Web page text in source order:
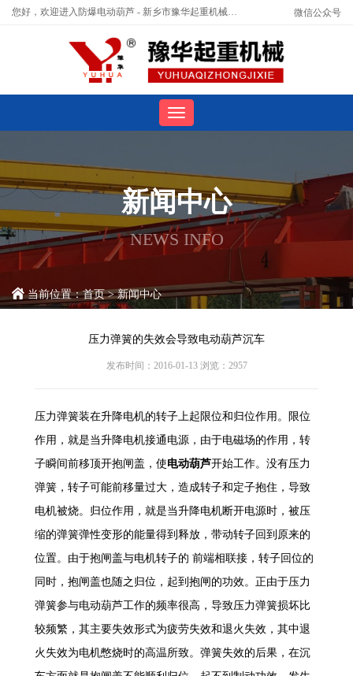
您好，欢迎进入防爆电动葫芦 - 新乡市豫华起重机械有限公司官网！ 微信公众号
新闻中心
NEWS INFO
当前位置：首页>新闻中心
压力弹簧的失效会导致电动葫芦沉车
发布时间：2016-01-13 浏览：2957
压力弹簧装在升降电机的转子上起限位和归位作用。限位
作用，就是当升降电机接通电源，由于电磁场的作用，转
子瞬间前移顶开抱闸盖，使 电动葫芦开始工作。没有压力
弹簧，转子可能前移量过大，造成转子和定子抱住，导致
电机被烧。归位作用，就是当升降电机断开电源时，被压
缩的弹簧弹性变形的能量得到释放，带动转子回到原来的
位置。由于抱闸盖与电机转子的 前端相联接，转子回位的
同时，抱闸盖也随之归位，起到抱闸的功效。正由于压力
弹簧参与电动葫芦工作的频率很高，导致压力弹簧损坏比
较频繁，其主要失效形式为疲劳失效和退火失效，其中退
火失效为电机憋烧时的高温所致。弹簧失效的后果，在沉